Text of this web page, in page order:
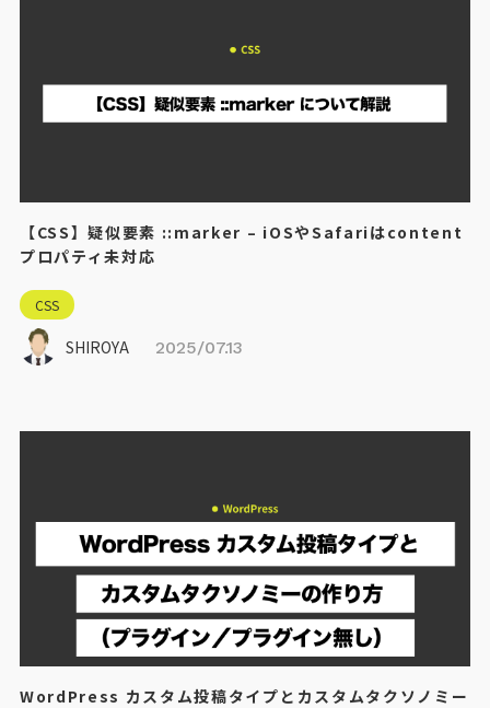
【CSS】疑似要素 ::marker – iOSやSafariはcontent
プロパティ未対応
CSS
SHIROYA 2025/07.13
WordPress カスタム投稿タイプとカスタムタクソノミー